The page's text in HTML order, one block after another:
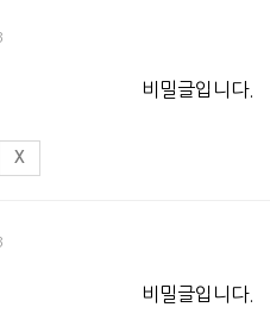
비밀글입니다.
X
비밀글입니다.